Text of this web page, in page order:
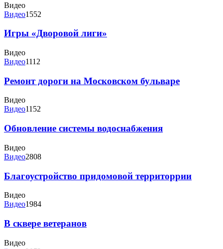
Видео
Видео1552
Игры «Дворовой лиги»
Видео
Видео1112
Ремонт дороги на Московском бульваре
Видео
Видео1152
Обновление системы водоснабжения
Видео
Видео2808
Благоустройство придомовой территоррии
Видео
Видео1984
В сквере ветеранов
Видео